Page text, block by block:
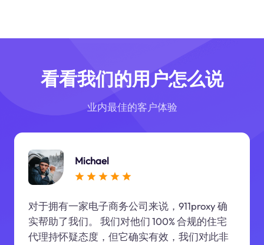
看看我们的用户怎么说
业内最佳的客户体验
Michael
对于拥有一家电子商务公司来说，911proxy 确
实帮助了我们。 我们对他们 100% 合规的住宅
代理持怀疑态度，但它确实有效，我们对此非